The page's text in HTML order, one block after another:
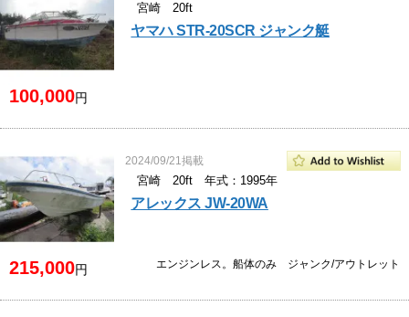
宮崎 20ft
ヤマハ STR-20SCR ジャンク艇
100,000円
2024/09/21掲載
宮崎 20ft 年式：1995年
アレックス JW-20WA
215,000円 エンジンレス。船体のみ ジャンク/アウトレット